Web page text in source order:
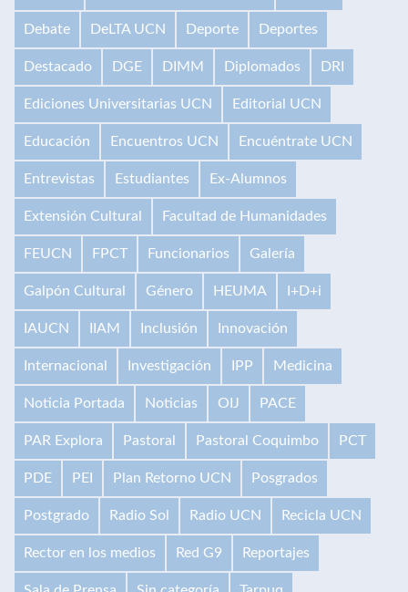
Debate DeLTA UCN Deporte Deportes
Destacado DGE DIMM Diplomados DRI
Ediciones Universitarias UCN Editorial UCN
Educación Encuentros UCN Encuéntrate UCN
Entrevistas Estudiantes Ex-Alumnos
Extensión Cultural Facultad de Humanidades
FEUCN FPCT Funcionarios Galería
Galpón Cultural Género HEUMA I+D+i
IAUCN IIAM Inclusión Innovación
Internacional Investigación IPP Medicina
Noticia Portada Noticias OIJ PACE
PAR Explora Pastoral Pastoral Coquimbo PCT
PDE PEI Plan Retorno UCN Posgrados
Postgrado Radio Sol Radio UCN Recicla UCN
Rector en los medios Red G9 Reportajes